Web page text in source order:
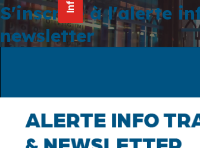
S'inscrire à l'alerte
newsletter